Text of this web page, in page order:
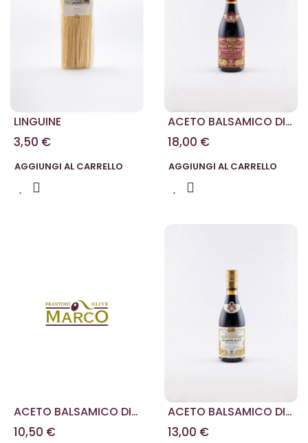
LINGUINE
3,50 €
AGGIUNGI AL CARRELLO
ACETO BALSAMICO DI
MODENA TRE MEDAGLIE
18,00 €
AGGIUNGI AL CARRELLO
ACETO BALSAMICO DI
MODENA TRE MEDAGLIE
10,50 €
ACETO BALSAMICO DI
MODENA DUE MEDAGLIE
13,00 €